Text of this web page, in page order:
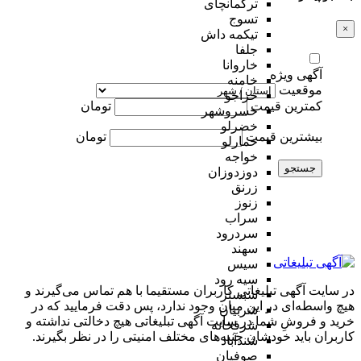
ترکمانچای
تسوج
تیکمه داش
جلفا
خاروانا
خامنه
خراجو
خسروشهر
خضرلو
خمارلو
خواجه
دوزدوزان
زرنق
زنوز
سراب
سردرود
سهند
سیس
سیه رود
شبستر
شربیان
شرفخانه
شندآباد
صوفیان
×
آگهی ویژه
موقعیت
کمترین قیمت
تومان
بیشترین قیمت تومان
جستجو
در سایت آگهی تبلیغاتی کاربران مستقیما با هم تماس می‌گیرند و
هیچ واسطه‌ای در این میان وجود ندارد، پس دقت فرمایید که در
خرید و فروشِ شما در سایت آگهی تبلیغاتی هیچ دخالتی نداشته و
کاربران باید خودشان جنبه‌های مختلف امنیتی را در نظر بگیرند.